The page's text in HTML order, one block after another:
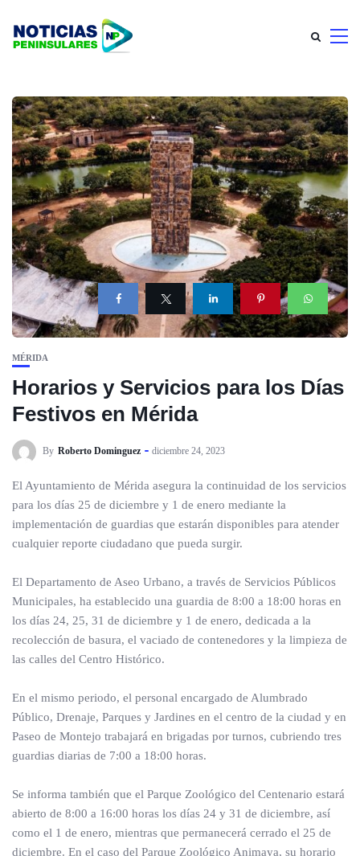
MÉRIDA
Horarios y Servicios para los Días
Festivos en Mérida
By Roberto Dominguez diciembre 24, 2023
El Ayuntamiento de Mérida asegura la continuidad de los servicios
para los días 25 de diciembre y 1 de enero mediante la
implementación de guardias que estarán disponibles para atender
cualquier reporte ciudadano que pueda surgir.
El Departamento de Aseo Urbano, a través de Servicios Públicos
Municipales, ha establecido una guardia de 8:00 a 18:00 horas en
los días 24, 25, 31 de diciembre y 1 de enero, dedicada a la
recolección de basura, el vaciado de contenedores y la limpieza de
las calles del Centro Histórico.
En el mismo periodo, el personal encargado de Alumbrado
Público, Drenaje, Parques y Jardines en el centro de la ciudad y en
Paseo de Montejo trabajará en brigadas por turnos, cubriendo tres
guardias diarias de 7:00 a 18:00 horas.
Se informa también que el Parque Zoológico del Centenario estará
abierto de 8:00 a 16:00 horas los días 24 y 31 de diciembre, así
como el 1 de enero, mientras que permanecerá cerrado el 25 de
diciembre. En el caso del Parque Zoológico Animaya, su horario